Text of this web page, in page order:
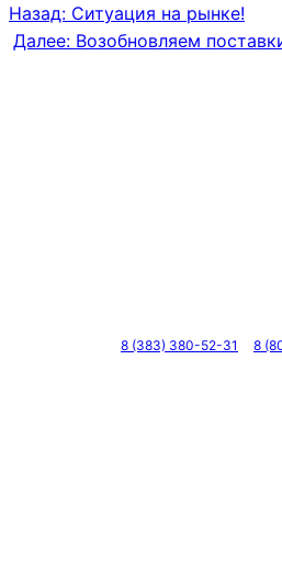
Назад: Ситуация на рынке!
Далее: Возобновляем
8 (383) 380-52-31 8